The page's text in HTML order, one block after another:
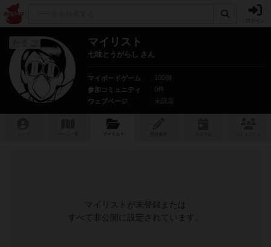
マイリスト
七味とうがらし さん
マイボードゲーム
100個
参加コミュニティ
0件
ウェブページ
未設定
マイリスト
マイリストが未登録または
すべて非公開に設定されています。